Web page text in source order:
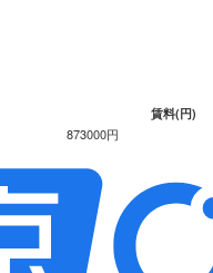
賃料(円)
873000円